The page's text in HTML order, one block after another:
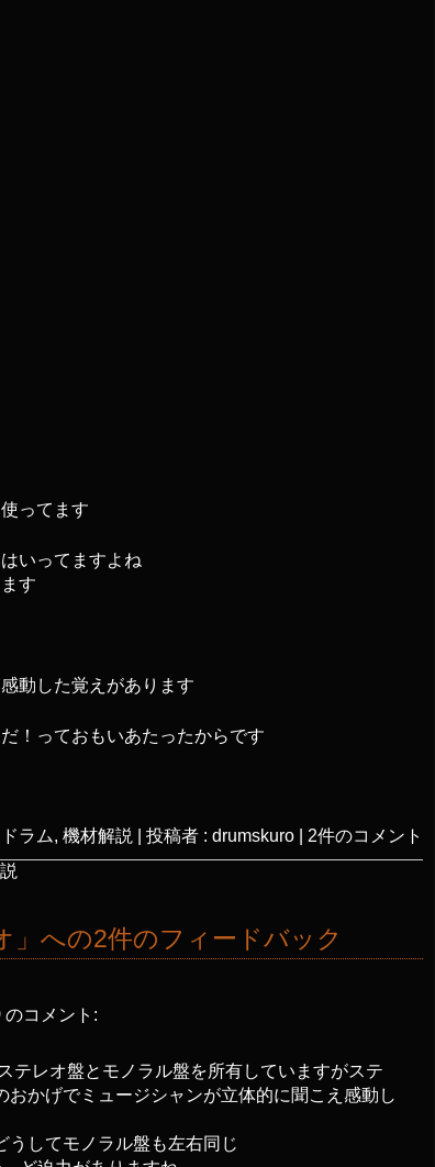
ってます
いってますよね
す
動した覚えがあります
！っておもいあたったからです
ドラム, 機材解説 投稿者 : drumskuro
2件のコメント
」への2件のフィードバック
のコメント:
テレオ盤とモノラル盤を所有していますがステ
おかげでミュージシャンが立体的に聞こえ感動し
うしてモノラル盤も左右同じ